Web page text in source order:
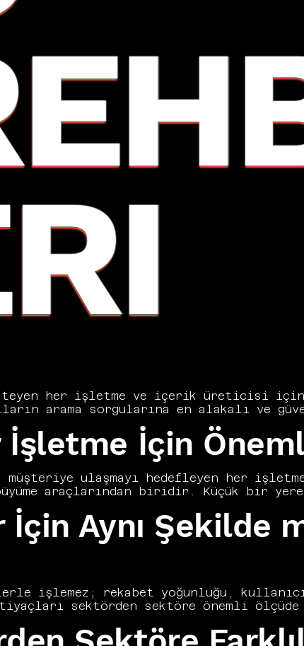
her işletme ve içerik üreticisi
arama sorgularına en alakalı ve
alan teknik, içeriksel ve otorite
yalnızca sıralama kazanma değil
tanımlar. Doğru bir SEO stratejisi
kalıcı ve ölçülebilir sonuçlar üretir. Bu
önemli olduğunu ve nasıl
İşletme İçin
müşteriye ulaşmayı hedefleyen her
araçlarından biridir. Küçük bir yerel
ölçekte organik görünürlük rekabetçi
büyüklüğünden bağımsız olarak
Organik trafik, ücretli kanalların aksine
eder. Marka güvenilirliği ve uzun
eşsizdir. Her işletmenin SEO'ya
İçin Aynı Şekilde
işlemez; rekabet yoğunluğu, kullanıcı
sektörden sektöre önemli
Profile ve yerel anahtar kelimeler